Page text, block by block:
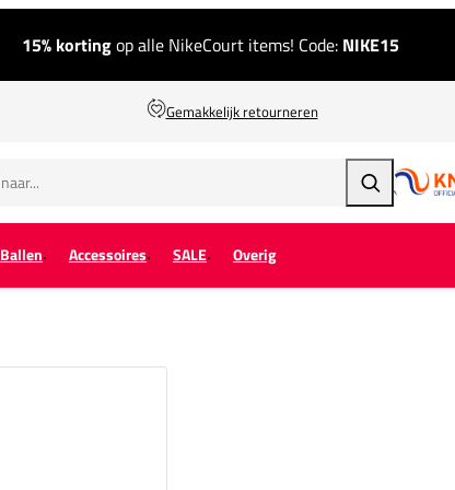
15% kortingop alle NikeCourt items! Code: NIKE15
Gemakkelijk retourneren
Zoeken
Ballen Accessoires SALE Overig